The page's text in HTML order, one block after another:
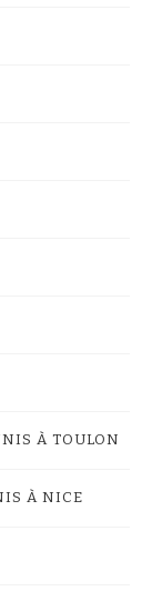
À TOULON
À NICE